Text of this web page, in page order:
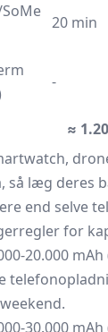
20 min
-
≈
så læg deres
end selve
for
20.000 mAh
30.000 mAh